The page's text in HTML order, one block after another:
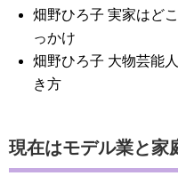
畑野ひろ子 実家はど
っかけ
畑野ひろ子 大物芸能
き方
現在はモデル業と家